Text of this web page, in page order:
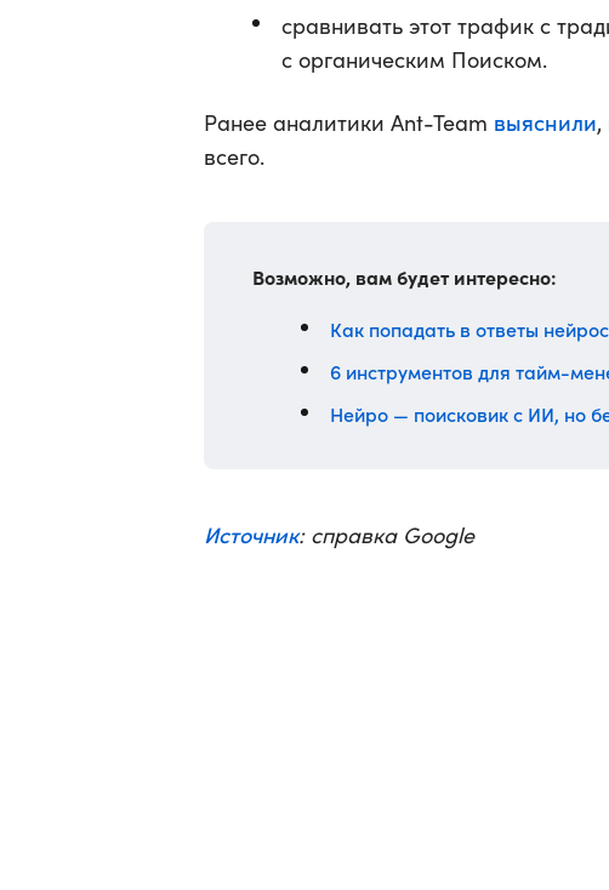
сравнивать этот трафик с
с органическим Поиском.
Ранее аналитики Ant-Team выяснили
всего.
Возможно, вам будет интересно:
Как попадать в ответы
6 инструментов для тайм-
Нейро — поисковик с ИИ, но
Источник: cправка Google